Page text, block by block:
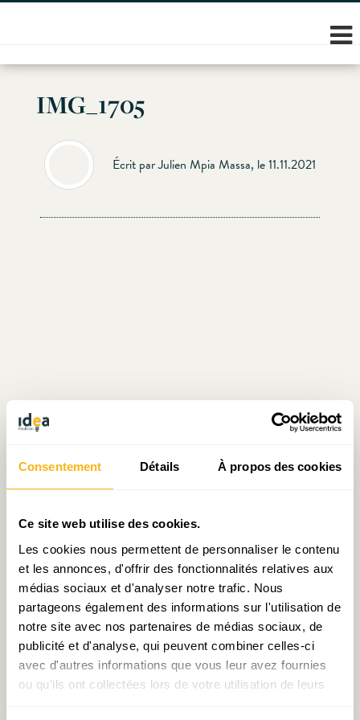
Consentement Détails À propos des cookies
Ce site web utilise des cookies.
Les cookies nous permettent de personnaliser le contenu
et les annonces, d'offrir des fonctionnalités relatives aux
médias sociaux et d'analyser notre trafic. Nous
partageons également des informations sur l'utilisation de
notre site avec nos partenaires de médias sociaux, de
publicité et d'analyse, qui peuvent combiner celles-ci
avec d'autres informations que vous leur avez fournies
ou qu'ils ont collectées lors de votre utilisation de leurs
Skip
content
IMG_1705
Écrit par Julien Mpia Massa, le 11.11.2021
Écrit par Julien Mpia Massa
le 11.11.2021
Prendre contact avec Julien Mpia Massa
Partager: